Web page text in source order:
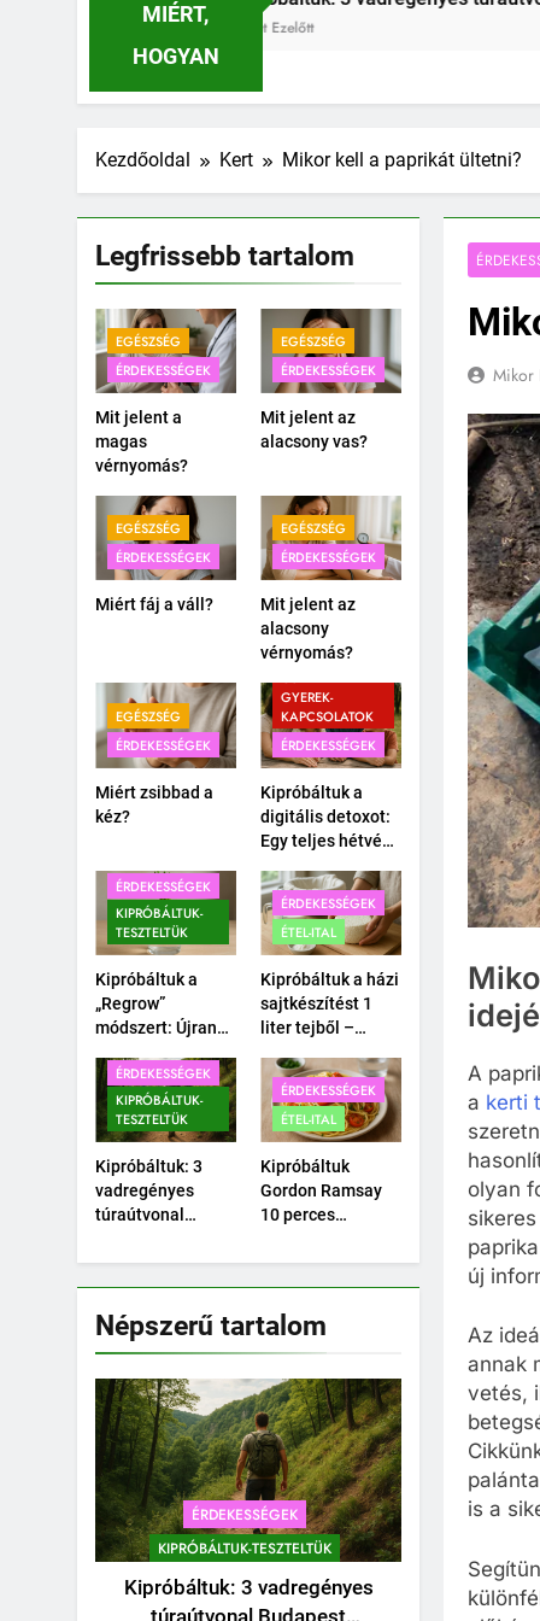
MIÉRT,
HOGYAN
Kezdőoldal Kert Mikor kell a paprikát ültetni?
Legfrissebb tartalom
EGÉSZSÉG
ÉRDEKESSÉGEK
Mit jelent a
magas
vérnyomás?
EGÉSZSÉG
ÉRDEKESSÉGEK
Mit jelent az
alacsony vas?
EGÉSZSÉG
ÉRDEKESSÉGEK
Miért fáj a váll?
EGÉSZSÉG
ÉRDEKESSÉGEK
Mit jelent az
alacsony
vérnyomás?
EGÉSZSÉG
ÉRDEKESSÉGEK
Miért zsibbad a
kéz?
GYEREK-
KAPCSOLATOK
ÉRDEKESSÉGEK
Kipróbáltuk a
digitális detoxot:
Egy teljes hétvége
nélkül a
családdal.
ÉRDEKESSÉGEK
KIPRÓBÁLTUK-
TESZTELTÜK
Kipróbáltuk a
„Regrow”
módszert: Újranő
póréhagyma egy
pohár vízben?
ÉRDEKESSÉGEK
ÉTEL-ITAL
Kipróbáltuk a házi
sajtkészítést 1
liter tejből –
macerát?
ÉRDEKESSÉGEK
KIPRÓBÁLTUK-
TESZTELTÜK
Kipróbáltuk: 3
vadregényes
túraútvonal
közelében,
amihez nem kell
autó.
ÉRDEKESSÉGEK
ÉTEL-ITAL
Kipróbáltuk
Gordon Ramsay
10 perces
Tényleg megvan
10 perc alatt?
Népszerű tartalom
ÉRDEKESSÉGEK
KIPRÓBÁLTUK-TESZTELTÜK
Kipróbáltuk: 3 vadregényes
Mikor
A
a kerti
olyan
új
Az
annak
vetés,
is a